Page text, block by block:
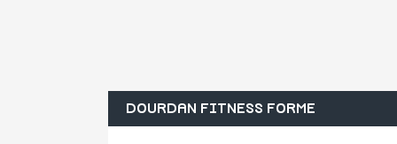
DOURDAN FITNESS FORME